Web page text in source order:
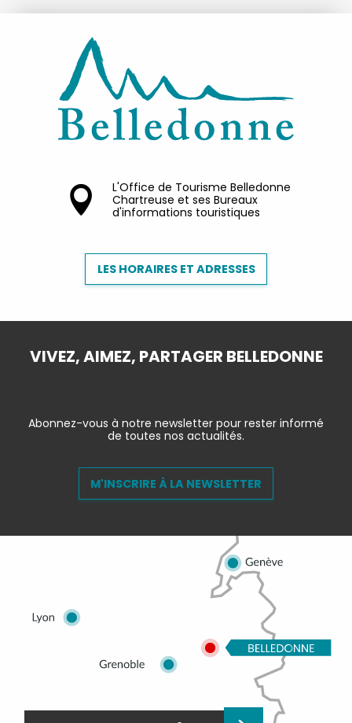
L'Office de Tourisme Belledonne
Chartreuse et ses Bureaux
d'informations touristiques
LES HORAIRES ET ADRESSES
VIVEZ, AIMEZ, PARTAGER BELLEDONNE
Abonnez-vous à notre newsletter pour rester informé
de toutes nos actualités.
M'INSCRIRE À LA NEWSLETTER